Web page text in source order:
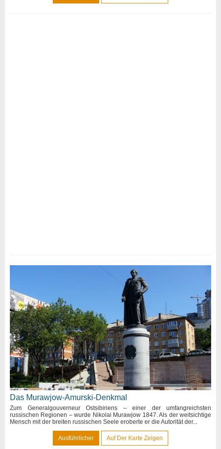
Das Murawjow-Amurski-Denkmal
Zum Generalgouverneur Ostsibiriens – einer der umfangreichsten
russischen Regionen – wurde Nikolai Murawjow 1847. Als der weitsichtige
Mensch mit der breiten russischen Seele eroberte er die Autorität der...
Ausführlicher Auf Der Karte Zeigen